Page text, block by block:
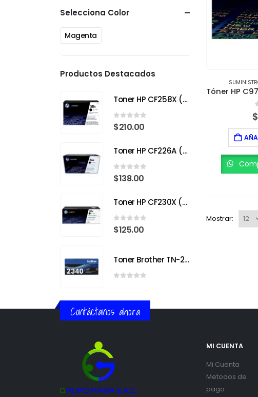
0
$
Mostrar:
Selecciona Color
Magenta
Productos Destacados
Toner HP CF258X (58X) Negro para HP LaserJet Pro
0 out of 5
$210.00
Toner HP CF226A (26A) Negro para HP LaserJet Pro M402
0out of 5
$138.00
Toner HP CF230X (30X) Negro para HP LaserJet Pro
0out of 5
$125.00
Toner Brother TN-2340
Contáctanos ahora
MI CUENTA
Mi Cuenta
Metodos de
pago